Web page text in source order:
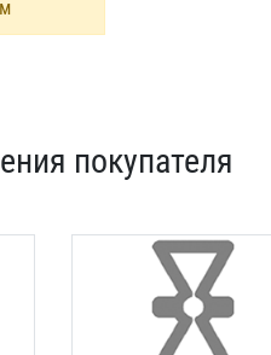
покупателя